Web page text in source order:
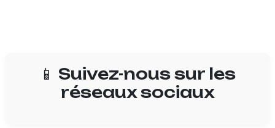
📱 Suivez-nous sur les
réseaux sociaux